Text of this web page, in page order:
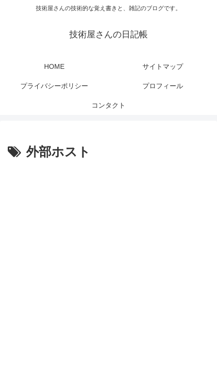
技術屋さんの技術的な覚え書きと、雑記のブログです。
技術屋さんの日記帳
HOME サイトマップ
プライバシーポリシー プロフィール
コンタクト
外部ホスト